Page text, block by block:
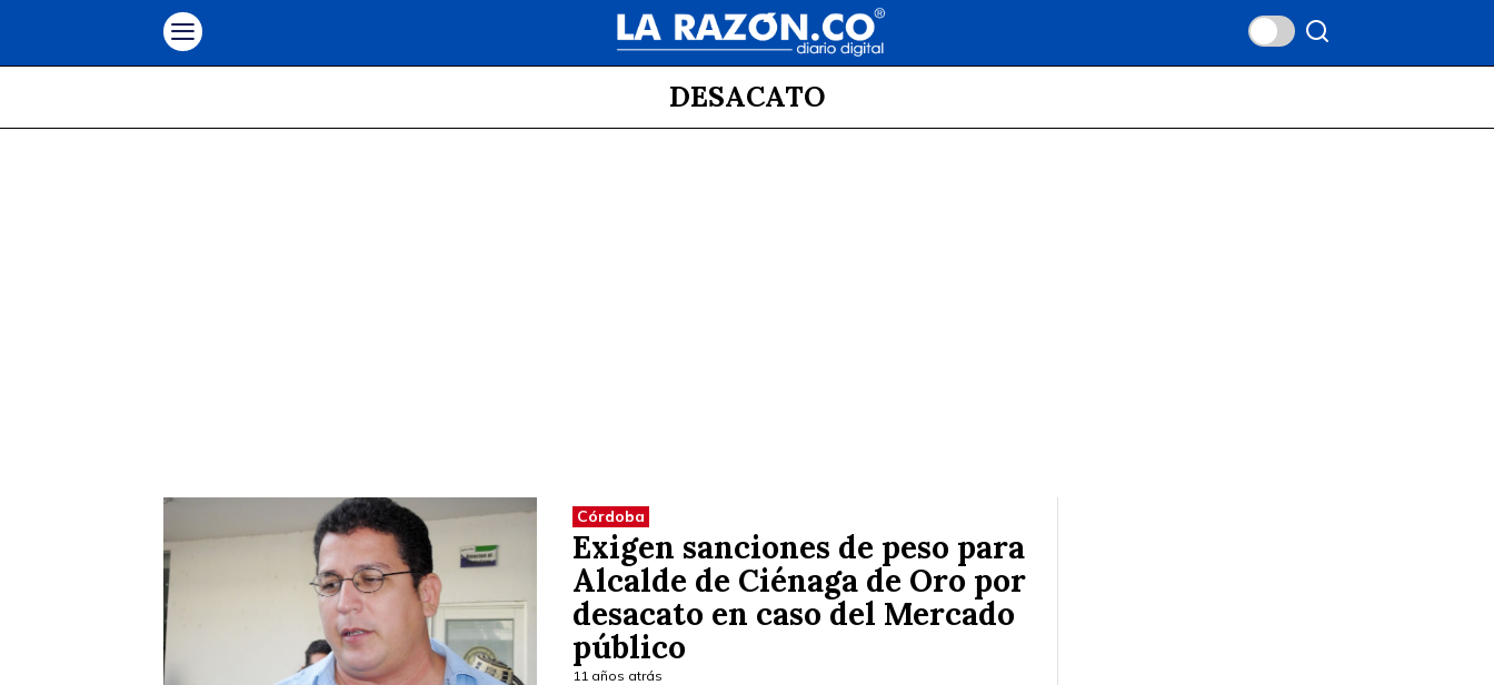
DESACATO
Córdoba
Exigen sanciones de peso para
Alcalde de Ciénaga de Oro por
desacato en caso del Mercado
público
11 años atrás